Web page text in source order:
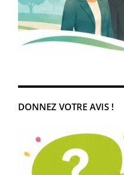
DONNEZ VOTRE AVIS !